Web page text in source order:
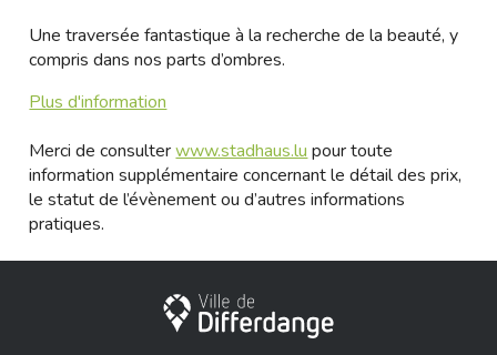
Une traversée fantastique à la recherche de la beauté, y
compris dans nos parts d’ombres.
Plus d'information
Merci de consulterwww.stadhaus.lupour toute
information supplémentaire concernant le détail des prix,
le statut de l’évènement ou d’autres informations
pratiques.
Stadt Differdingen